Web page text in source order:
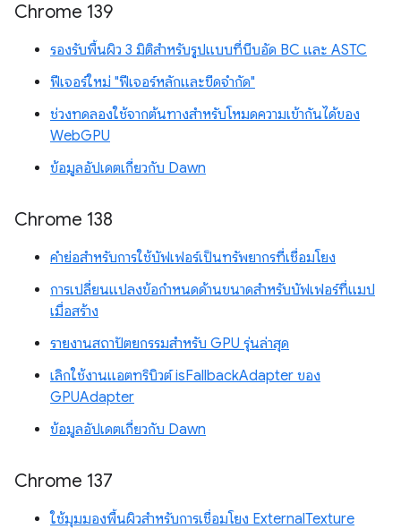
Chrome 139
รองรับพื้นผิว 3 มิติสำหรับรูปแบบที่บีบอัด BC และ ASTC
ฟีเจอร์ใหม่ "ฟีเจอร์หลักและขีดจำกัด"
ช่วงทดลองใช้จากต้นทางสำหรับโหมดความเข้ากันได้ของ
WebGPU
ข้อมูลอัปเดตเกี่ยวกับ Dawn
Chrome 138
คำย่อสำหรับการใช้บัฟเฟอร์เป็นทรัพยากรที่เชื่อมโยง
การเปลี่ยนแปลงข้อกำหนดด้านขนาดสำหรับบัฟเฟอร์ที่แมป
เมื่อสร้าง
รายงานสถาปัตยกรรมสำหรับ GPU รุ่นล่าสุด
เลิกใช้งานแอตทริบิวต์ isFallbackAdapter ของ
GPUAdapter
ข้อมูลอัปเดตเกี่ยวกับ Dawn
Chrome 137
ใช้มุมมองพื้นผิวสำหรับการเชื่อมโยง ExternalTexture